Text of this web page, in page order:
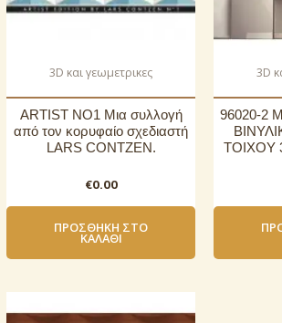
3D και γεωμετρικες
ARTIST NO1 Μια συλλογή
από τον κορυφαίο σχεδιαστή
LARS CONTZEN.
€0.00
ΠΡΟΣΘΉΚΗ ΣΤΟ
ΚΑΛΆΘΙ
3D
96020-2
ΤΟΙΧΟΥ